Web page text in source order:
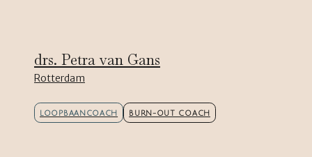
drs. Petra van Gans
Rotterdam
LOOPBAANCOACH BURN-OUT COACH